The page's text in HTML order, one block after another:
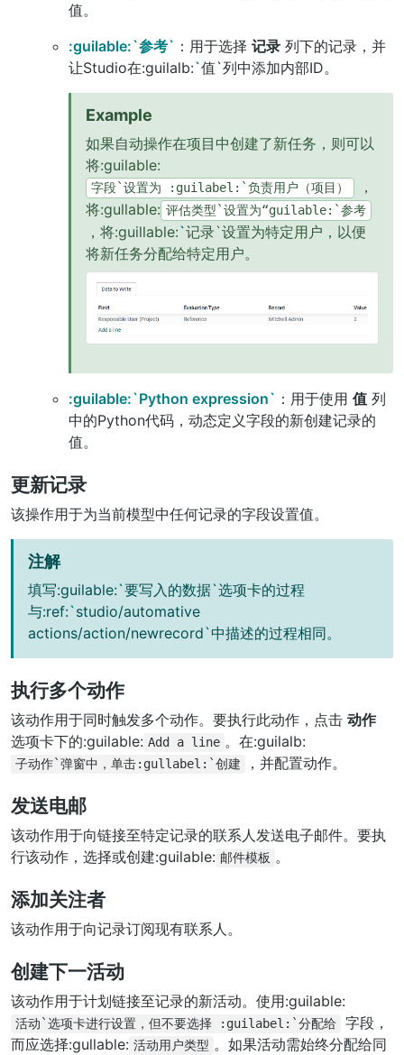
值。
:guilable:`参考` ：用于选择 记录 列下的记录，并
让Studio在:guilalb:`值`列中添加内部ID。
Example
如果自动操作在项目中创建了新任务，则可以
将:guilable:
字段`设置为 :guilabel:`负责用户（项目）
，
将:gullable: 评估类型`设置为“guilable:`参考
，将:guillable:`记录`设置为特定用户，以便
将新任务分配给特定用户。
:guilable:`Python expression` ：用于使用 值 列
中的Python代码，动态定义字段的新创建记录的
值。
更新记录
该操作用于为当前模型中任何记录的字段设置值。
注解
填写:guilable:`要写入的数据`选项卡的过程
与:ref:`studio/automative
actions/action/newrecord`中描述的过程相同。
执行多个动作
该动作用于同时触发多个动作。要执行此动作，点击 动作
选项卡下的:guilable: Add a line 。在:guilalb:
子动作`弹窗中，单击:gullabel:`创建 ，并配置动作。
发送电邮
该动作用于向链接至特定记录的联系人发送电子邮件。要执
行该动作，选择或创建:guilable: 邮件模板 。
添加关注者
该动作用于向记录订阅现有联系人。
创建下一活动
该动作用于计划链接至记录的新活动。使用:guilable:
活动`选项卡进行设置，但不要选择 :guilabel:`分配给
字段，
而应选择:gullable: 活动用户类型 。如果活动需始终分配给同